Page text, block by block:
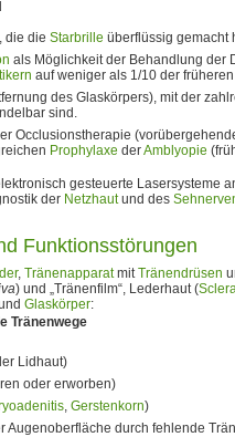
, die die Starbrille überflüssig gemacht
als Möglichkeit der Behandlung der
auf weniger als 1/10 der
des Glaskörpers), mit der
sind.
Occlusionstherapie
Prophylaxe derAmblyopie
gesteuerte Lasersysteme
der Netzhautund des
Funktionsstörungen
, TränenapparatmitTränendrüsen
) und „Tränenfilm“, Lederhaut (
Glaskörper:
Tränenwege
Lidhaut)
oder erworben)
, Gerstenkorn)
Augenoberfläche durch fehlende